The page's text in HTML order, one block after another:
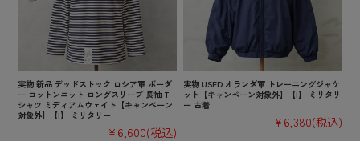
実物 新品 デッドストック ロシア軍 ボーダ
ー コットンニット ロングスリーブ 長袖 T
シャツ ミディアムウェイト【キャンペーン
対象外】【I】 ミリタリー
¥6,600(税込)
実物 USED オランダ軍 トレーニングジャケ
ット【キャンペーン対象外】【I】 ミリタリ
ー 古着
¥6,380(税込)